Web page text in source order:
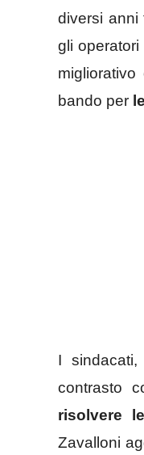
diversi anni
gli
bando per
I
contrasto
risolvere
Zavalloni